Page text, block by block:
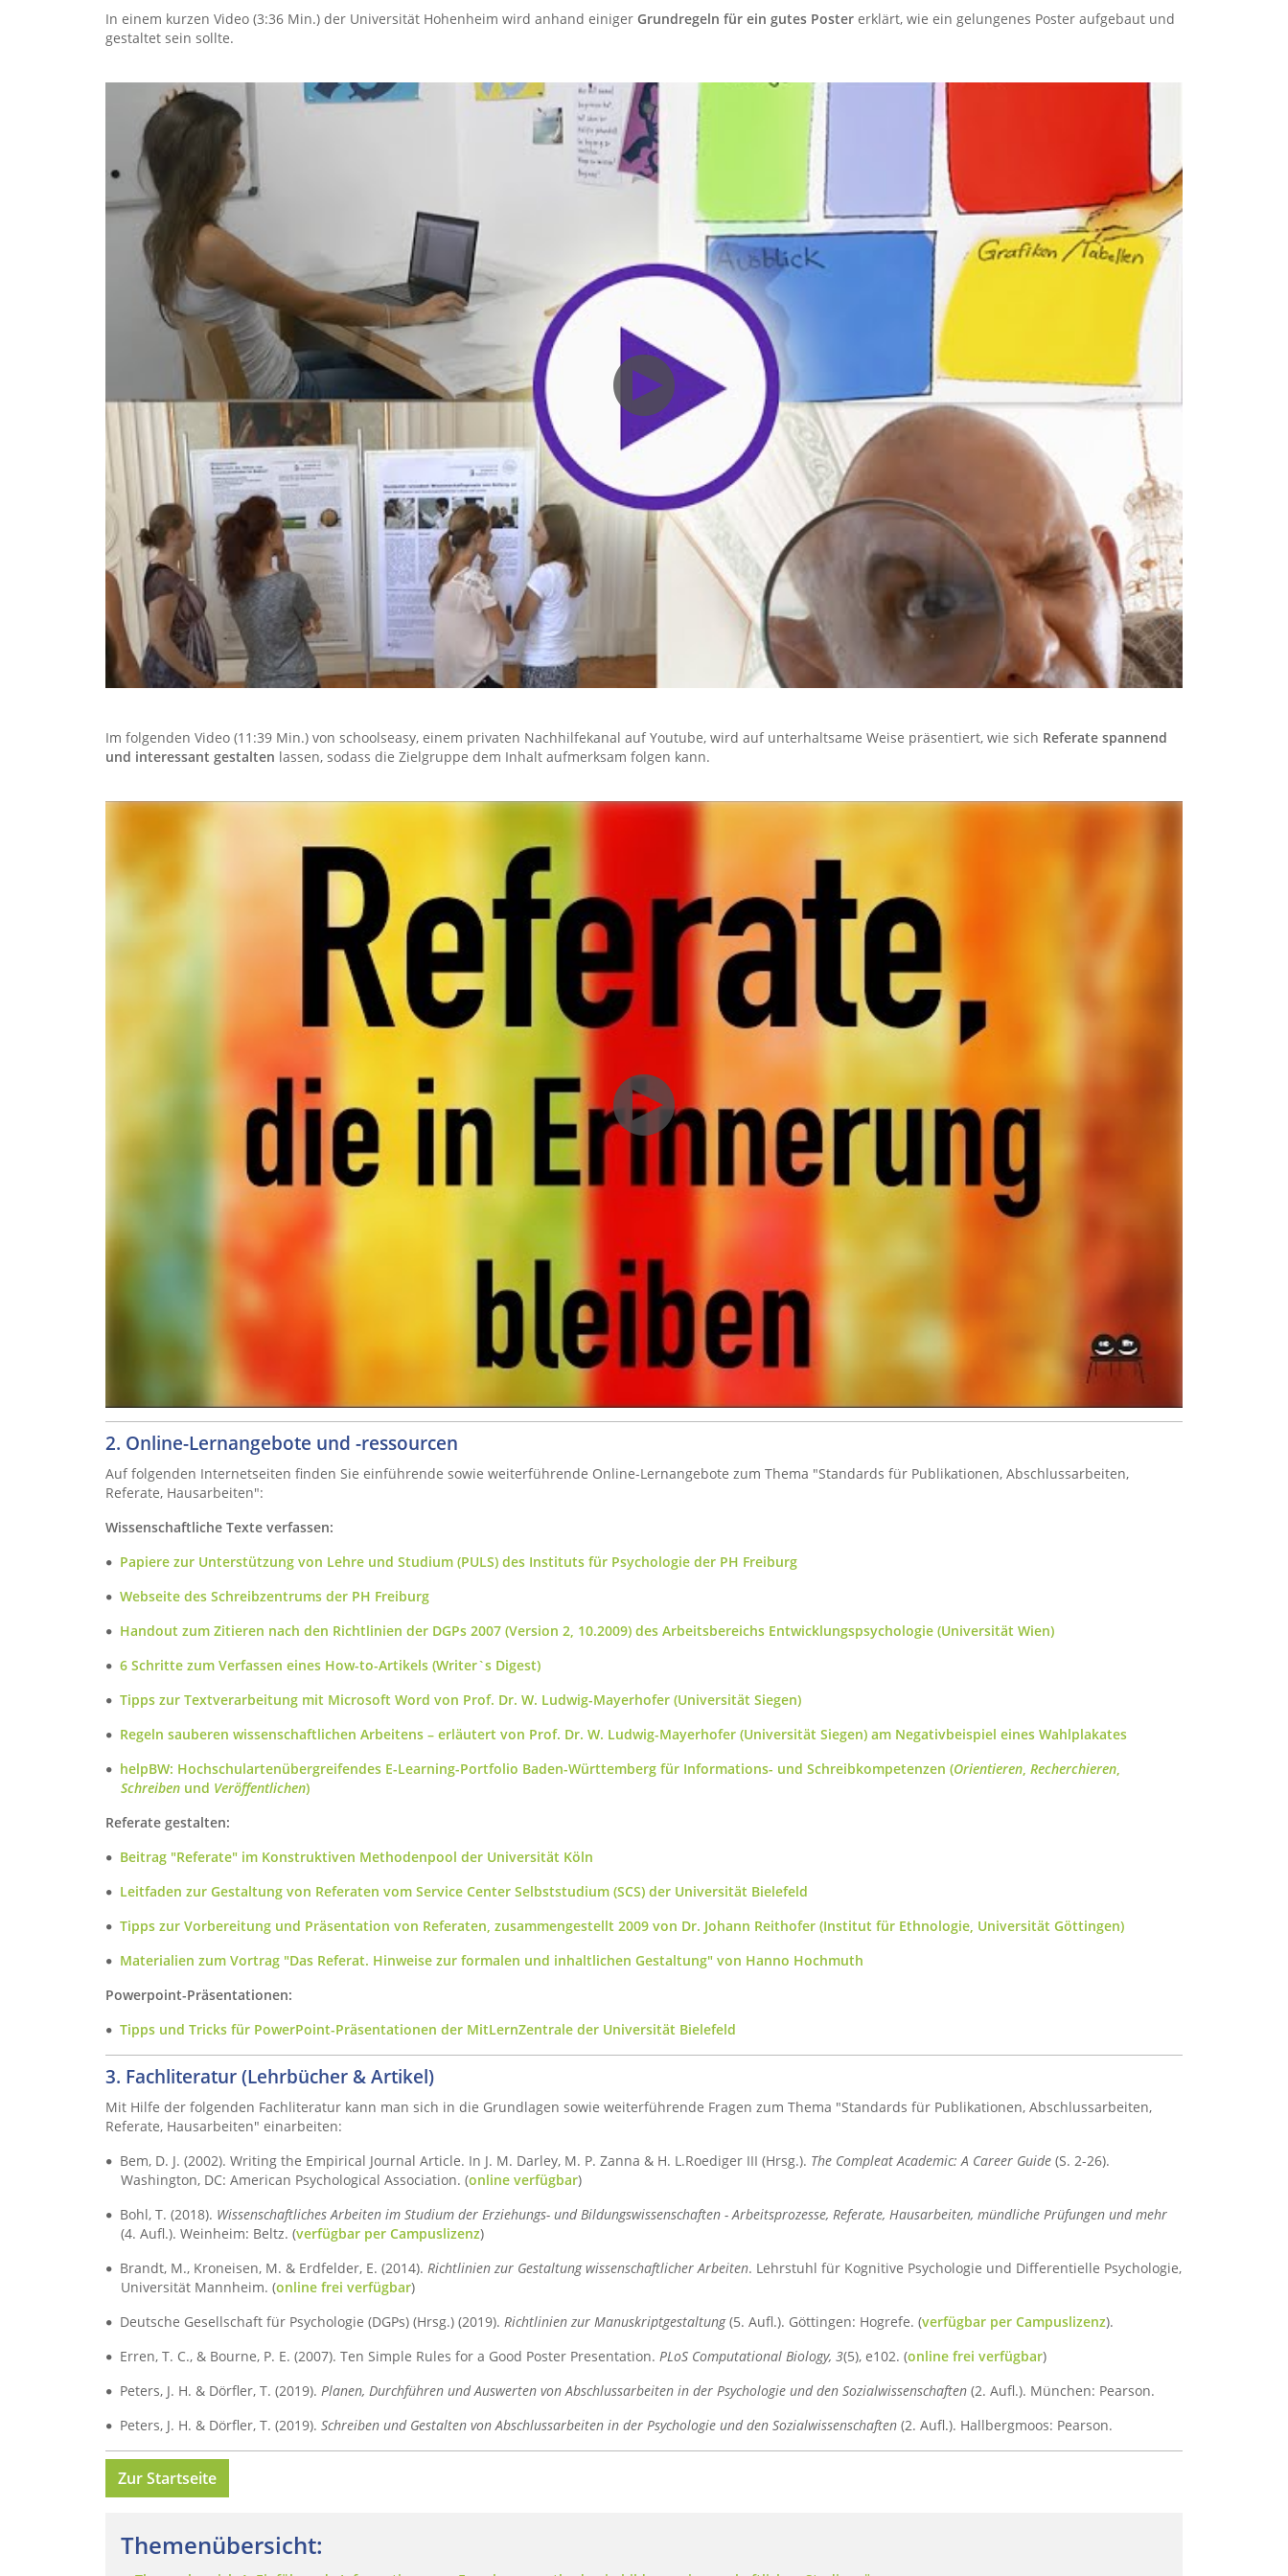
In einem kurzen Video (3:36 Min.) der Universität Hohenheim wird anhand einiger Grundregeln für ein gutes Poster erklärt, wie ein gelungenes Poster aufgebaut und
gestaltet sein sollte.
Im folgenden Video (11:39 Min.) von schoolseasy, einem privaten Nachhilfekanal auf Youtube, wird auf unterhaltsame Weise präsentiert, wie sich Referate spannend
und interessant gestalten lassen, sodass die Zielgruppe dem Inhalt aufmerksam folgen kann.
2. Online-Lernangebote und -ressourcen
Auf folgenden Internetseiten finden Sie einführende sowie weiterführende Online-Lernangebote zum Thema "Standards für Publikationen, Abschlussarbeiten,
Referate, Hausarbeiten":
Wissenschaftliche Texte verfassen:
Papiere zur Unterstützung von Lehre und Studium (PULS) des Instituts für Psychologie der PH Freiburg
Webseite des Schreibzentrums der PH Freiburg
Handout zum Zitieren nach den Richtlinien der DGPs 2007 (Version 2, 10.2009) des Arbeitsbereichs Entwicklungspsychologie (Universität Wien)
6 Schritte zum Verfassen eines How-to-Artikels (Writer`s Digest)
Tipps zur Textverarbeitung mit Microsoft Word von Prof. Dr. W. Ludwig-Mayerhofer (Universität Siegen)
Regeln sauberen wissenschaftlichen Arbeitens – erläutert von Prof. Dr. W. Ludwig-Mayerhofer (Universität Siegen) am Negativbeispiel eines Wahlplakates
helpBW: Hochschulartenübergreifendes E-Learning-Portfolio Baden-Württemberg für Informations- und Schreibkompetenzen (Orientieren ,Recherchieren
Schreiben und Veröffentlichen)
Referate gestalten:
Beitrag "Referate" im Konstruktiven Methodenpool der Universität Köln
Leitfaden zur Gestaltung von Referaten vom Service Center Selbststudium (SCS) der Universität Bielefeld
Tipps zur Vorbereitung und Präsentation von Referaten, zusammengestellt 2009 von Dr. Johann Reithofer (Institut für Ethnologie, Universität Göttingen)
Materialien zum Vortrag "Das Referat. Hinweise zur formalen und inhaltlichen Gestaltung" von Hanno Hochmuth
Powerpoint-Präsentationen:
Tipps und Tricks für PowerPoint-Präsentationen der MitLernZentrale der Universität Bielefeld
3. Fachliteratur (Lehrbücher & Artikel)
Mit Hilfe der folgenden Fachliteratur kann man sich in die Grundlagen sowie weiterführende Fragen zum Thema "Standards für Publikationen, Abschlussarbeiten,
Referate, Hausarbeiten" einarbeiten:
Bem, D. J. (2002). Writing the Empirical Journal Article. In J. M. Darley, M. P. Zanna & H. L.Roediger III (Hrsg.). The Compleat Academic: A Career Guide (S. 2-26).
Washington, DC: American Psychological Association. (online verfügbar)
Bohl, T. (2018). Wissenschaftliches Arbeiten im Studium der Erziehungs- und Bildungswissenschaften - Arbeitsprozesse, Referate, Hausarbeiten, mündliche Prüfungen und mehr
(4. Aufl.). Weinheim: Beltz. (verfügbar per Campuslizenz)
Brandt, M., Kroneisen, M. & Erdfelder, E. (2014). Richtlinien zur Gestaltung wissenschaftlicher Arbeiten. Lehrstuhl für Kognitive Psychologie und Differentielle Psychologie,
Universität Mannheim. (online frei verfügbar)
Deutsche Gesellschaft für Psychologie (DGPs) (Hrsg.) (2019). Richtlinien zur Manuskriptgestaltung(5. Aufl.). Göttingen: Hogrefe. (verfügbar per Campuslizenz).
Erren, T. C., & Bourne, P. E. (2007). Ten Simple Rules for a Good Poster Presentation. PLoS Computational Biology, 3(5), e102. (online frei verfügbar)
Peters, J. H. & Dörfler, T. (2019). Planen, Durchführen und Auswerten von Abschlussarbeiten in der Psychologie und den Sozialwissenschaften (2. Aufl.). München: Pearson.
Peters, J. H. & Dörfler, T. (2019).Schreiben und Gestalten von Abschlussarbeiten in der Psychologie und den Sozialwissenschaften (2. Aufl.). Hallbergmoos: Pearson.
Zur Startseite
Themenübersicht: